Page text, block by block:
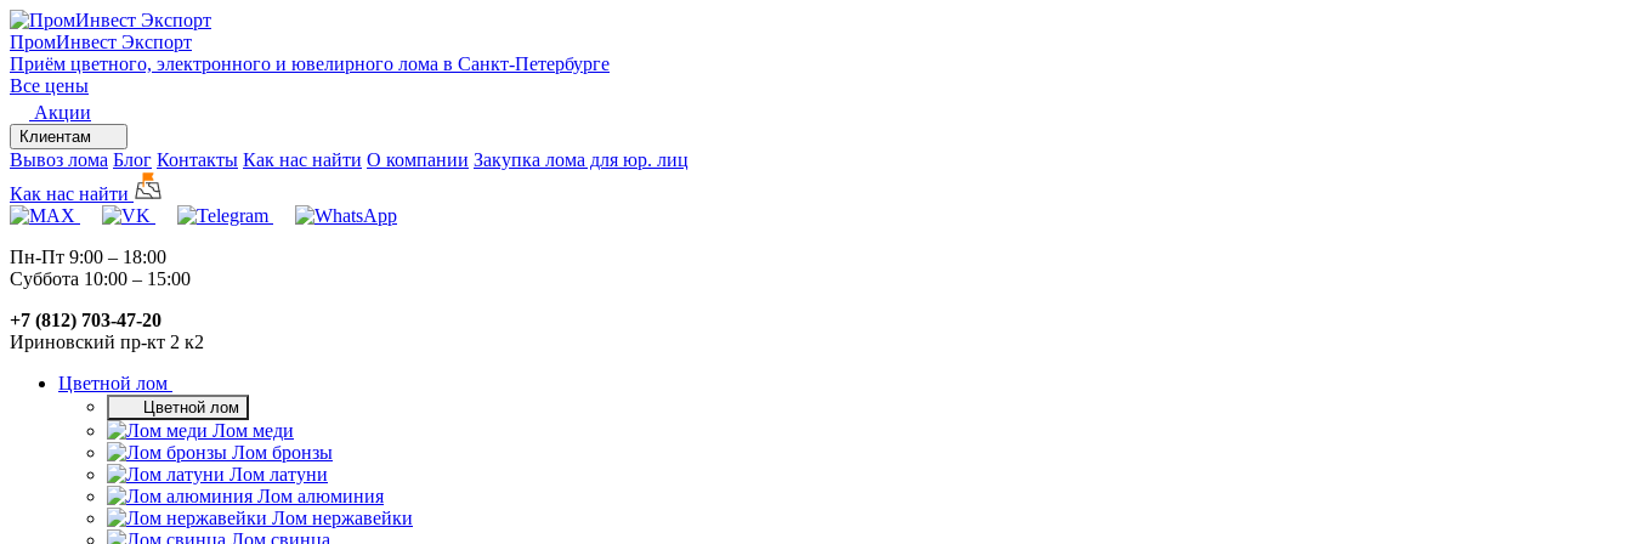
ПромИнвест Экспорт
Приём цветного, электронного и ювелирного лома в Санкт-Петербурге
Все цены
Акции
Клиентам
Вывоз лома Блог Контакты Как нас найти О компании Закупка лома для юр. лиц
Как нас найти
Пн-Пт 9:00 – 18:00
Суббота 10:00 – 15:00
+7 (812) 703-47-20
Ириновский пр-кт 2 к2
Цветной лом
Цветной лом
Лом меди
Лом бронзы
Лом латуни
Лом алюминия
Лом нержавейки
Лом свинца